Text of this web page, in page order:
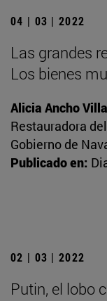
04 | 03 | 2022
Las grandes
Los bienes
Alicia Ancho
Restauradora
Gobierno de
Publicado en:
02 | 03 | 2022
Putin, el lobo